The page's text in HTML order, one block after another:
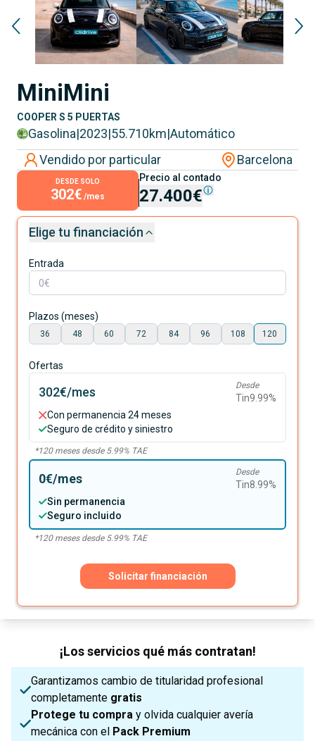
MiniMini
COOPER S 5 PUERTAS
Gasolina|2023|55.710km|Automático
Vendido por particular
Barcelona
DESDE SOLO
302€ /mes
Precio al contado
27.400€
Elige tu financiación
Entrada
Plazos (meses)
36 48 60 72 84 96 108 120
Ofertas
302€/mes Desde
Tin9.99%
Con permanencia 24 meses
Seguro de crédito y siniestro
*120meses desde 5.99% TAE
0€/mes Desde
Tin8.99%
Sin permanencia
Seguro incluido
*120meses desde 5.99% TAE
Solicitar financiación
¡Los servicios qué más contratan!
Garantizamos cambio de titularidad profesional
completamente gratis
Protege tu compra y olvida cualquier avería
mecánica con el Pack Premium